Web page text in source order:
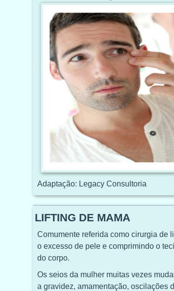
Adaptação: Legacy Consultoria
LIFTING DE MAMA
Comumente referida como cirurgia de
o excesso de pele e comprimindo o
do corpo.
Os seios da mulher muitas vezes
a gravidez, amamentação, oscilações